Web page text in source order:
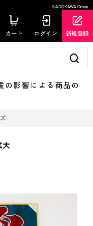
KADOKAWA Group
カート ログイン 新規登録
影響による商品の
大